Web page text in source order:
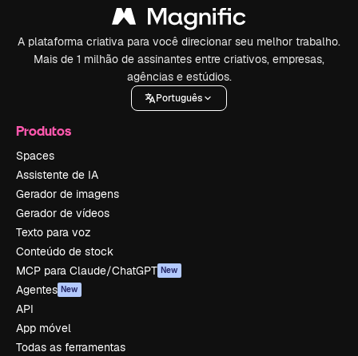
A plataforma criativa para você direcionar seu melhor trabalho.
Mais de 1 milhão de assinantes entre criativos, empresas,
agências e estúdios.
Português
Produtos
Spaces
Assistente de IA
Gerador de imagens
Gerador de vídeos
Texto para voz
Conteúdo de stock
MCP para Claude/ChatGPT New
Agentes New
API
App móvel
Todas as ferramentas